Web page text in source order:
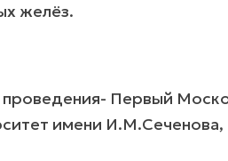
желёз.
Первый
имени